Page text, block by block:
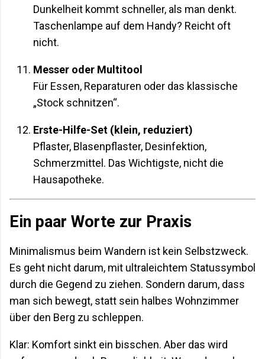
Dunkelheit kommt schneller, als man denkt.
Taschenlampe auf dem Handy? Reicht oft
nicht.
Messer oder Multitool
Für Essen, Reparaturen oder das klassische
„Stock schnitzen“.
Erste-Hilfe-Set (klein, reduziert)
Pflaster, Blasenpflaster, Desinfektion,
Schmerzmittel. Das Wichtigste, nicht die
Hausapotheke.
Ein paar Worte zur Praxis
Minimalismus beim Wandern ist kein Selbstzweck.
Es geht nicht darum, mit ultraleichtem Statussymbol
durch die Gegend zu ziehen. Sondern darum, dass
man sich bewegt, statt sein halbes Wohnzimmer
über den Berg zu schleppen.
Klar: Komfort sinkt ein bisschen. Aber das wird